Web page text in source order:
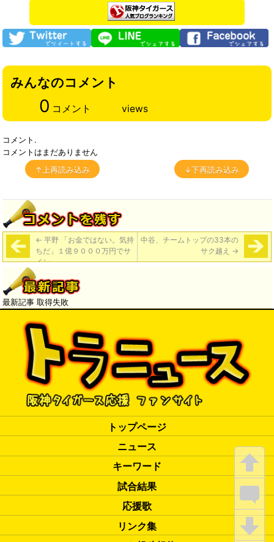
みんなのコメント
0 コメント views
コメント.
コメントはまだありません
↑上再読み込み
↓下再読み込み
← 平野 「お金ではない。気持
ちだ」１億９０００万円でサ
イン
中谷、チームトップの33本の
サク越え →
最新記事 取得失敗
トップページ
ニュース
キーワード
試合結果
応援歌
リンク集